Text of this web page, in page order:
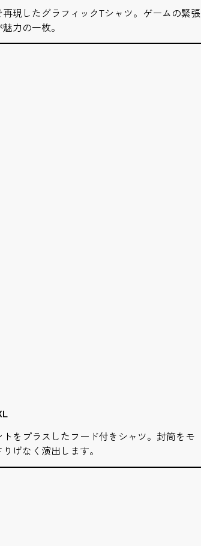
現したグラフィックTシャツ。ゲームの緊張
力の一枚。
をプラスしたフード付きシャツ。封筒をモ
げなく演出します。